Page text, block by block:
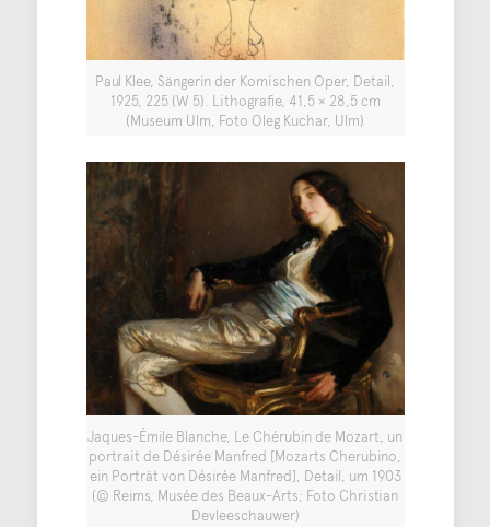
Paul Klee, Sängerin der Komischen Oper, Detail,
1925, 225 (W 5). Lithografie, 41,5 × 28,5 cm
(Museum Ulm, Foto Oleg Kuchar, Ulm)
Jaques-Émile Blanche, Le Chérubin de Mozart, un
portrait de Désirée Manfred [Mozarts Cherubino,
ein Porträt von Désirée Manfred], Detail, um 1903
(© Reims, Musée des Beaux-Arts; Foto Christian
Devleeschauwer)